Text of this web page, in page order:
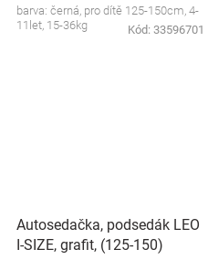
barva: černá, pro dítě 125-150cm, 4-
11let, 15-36kg
Kód: 33596701
Autosedačka, podsedák LEO
I-SIZE, grafit, (125-150)